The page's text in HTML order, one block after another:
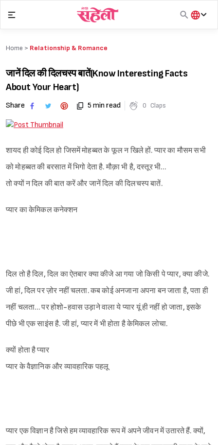
content
हिंदी
Home > Relationship & Romance
जानें दिल की दिलचस्प बातें(Know Interesting Facts
About Your Heart)
Share 5 min read 0 Claps
शायद ही कोई दिल हो जिसमें मोहब्बत के फूल न खिले हों. प्यार का मौसम सभी
को मोहब्बत की बरसात में भिगो देता है. मौक़ा भी है, दस्तूर भी…
तो क्यों न दिल की बात करें और जानें दिल की दिलचस्प बातें.
प्यार का केमिकल कनेक्शन
दिल तो है दिल, दिल का ऐतबार क्या कीजे आ गया जो किसी पे प्यार, क्या कीजे.
जी हां, दिल पर ज़ोर नहीं चलता. कब कोई अनजाना अपना बन जाता है, पता ही
नहीं चलता… पर होशो-हवास उड़ाने वाला ये प्यार यूं ही नहीं हो जाता, इसके
पीछे भी एक साइंस है. जी हां, प्यार में भी होता है केमिकल लोचा.
क्यों होता है प्यार
प्यार के वैज्ञानिक और व्यावहारिक पहलू
प्यार एक विज्ञान है जिसे हम व्यावहारिक रूप में अपने जीवन में उतारते हैं. क्यों,